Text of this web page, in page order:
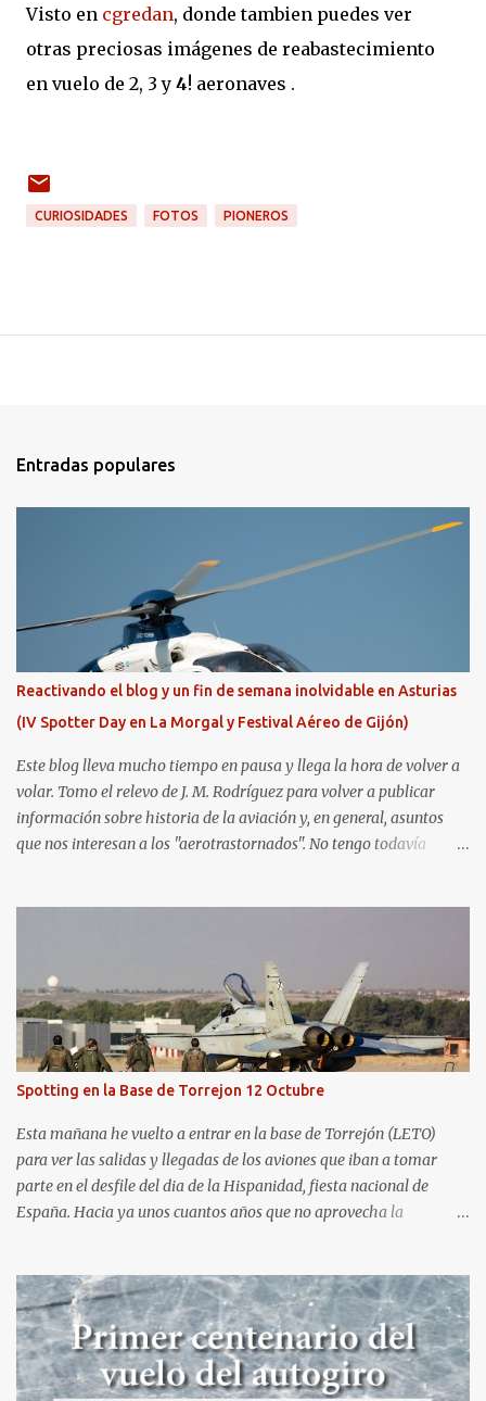
Visto en cgredan, donde tambien puedes ver
otras preciosas imágenes de reabastecimiento
en vuelo de 2, 3 y 4! aeronaves .
CURIOSIDADES FOTOS PIONEROS
Entradas populares
Reactivando el blog y un fin de semana inolvidable en Asturias
(IV Spotter Day en La Morgal y Festival Aéreo de Gijón)
Este blog lleva mucho tiempo en pausa y llega la hora de volver a
volar. Tomo el relevo de J. M. Rodríguez para volver a publicar
información sobre historia de la aviación y, en general, asuntos
que nos interesan a los "aerotrastornados". No tengo todavía
Aerospotters Principado a una genial sesión fotográfica en el
aeródromo de La Morgal (todavía no he tenido tiempo de
procesar esas imágenes). Al día siguiente, asistí al Festival Aéreo de
Gijón . He aquí algunas de las tomas que realicé este pasado
domingo.
Spotting en la Base de Torrejon 12 Octubre
Esta mañana he vuelto a entrar en la base de Torrejón (LETO)
para ver las salidas y llegadas de los aviones que iban a tomar
parte en el desfile del dia de la Hispanidad, fiesta nacional de
España. Hacia ya unos cuantos años que no aprovecha la
cercano en la senda de aterrizaje) pero... no es lo mismo :-) La cita
comenzaba a las 8:30 de la mañana en el control de seguridad de
la base militar con mas de 100 personas haciendo cola para
identificarnos antes de acceder. Una vez dentro, como otras
ocasiones, hemos dejado los coches en una zona común desde la